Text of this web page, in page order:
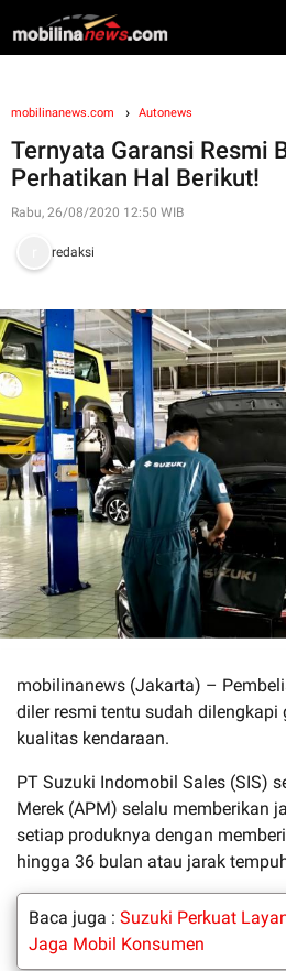
mobilinanews.com Autonews
Ternyata Garansi Resmi
Perhatikan Hal Berikut!
Rabu, 26/08/2020 12:50 WIB
redaksi
mobilinanews (Jakarta) –
diler resmi tentu sudah
kualitas kendaraan.
PT Suzuki Indomobil Sales (SIS)
Merek (APM) selalu memberikan
setiap produknya dengan
hingga 36 bulan atau jarak
Baca juga : Suzuki Perkuat
Jaga Mobil Konsumen